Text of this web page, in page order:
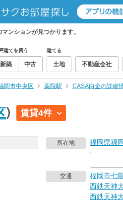
ンションが見つかります。
建てを買う
新築 中古
建てる
土地 不動産会社
岡市中央区 薬院駅 CASA白金の詳細
） 賃貸4件
所在地 福岡県福
交通 福岡市七
西鉄天神
西鉄天神